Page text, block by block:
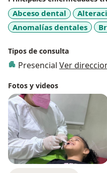
Abceso dental
Anomalías dentales
Tipos de consulta
Presencial Ver
Fotos y videos